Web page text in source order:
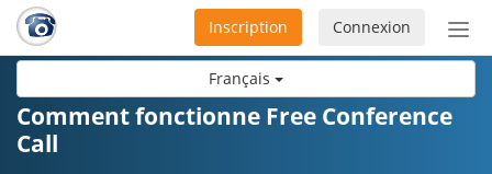
Français
ou
Connexion
Inscription
Comment fonctionne Free Conference
Call